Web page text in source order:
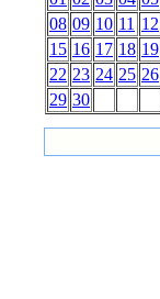
08 09 10 11 12
15 16 17 18 19
22 23 24 25 26
29 30